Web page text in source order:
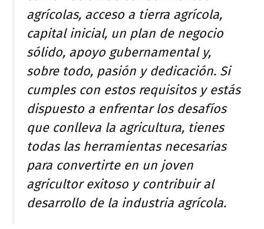
agrícolas, acceso a tierra agrícola,
capital inicial, un plan de negocio
sólido, apoyo gubernamental y,
sobre todo, pasión y dedicación. Si
cumples con estos requisitos y estás
dispuesto a enfrentar los desafíos
que conlleva la agricultura, tienes
todas las herramientas necesarias
para convertirte en un joven
agricultor exitoso y contribuir al
desarrollo de la industria agrícola.